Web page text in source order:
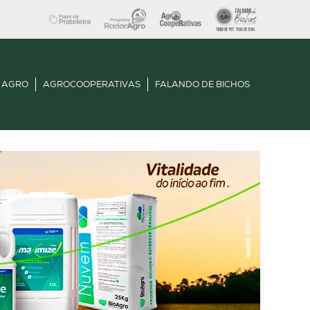
AGROCOOPERATIVAS FALANDO DE BICHOS